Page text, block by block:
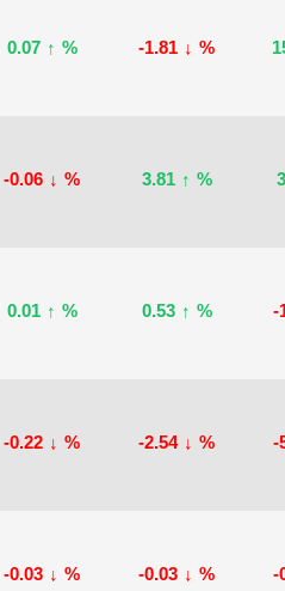
0.07 ↑ % -1.81 ↓ %
-0.06 ↓ % 3.81 ↑ %
0.01 ↑ % 0.53 ↑ % -
-0.22 ↓ % -2.54 ↓ % -
-0.03 ↓ % -0.03 ↓ % -